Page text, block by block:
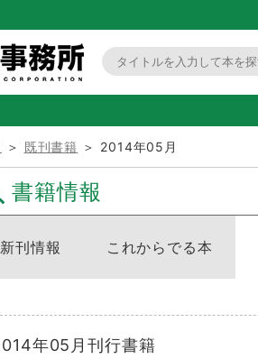
＞ 既刊書籍 ＞ 2014年05月
書籍情報
新刊情報 これからでる本
年05月刊行書籍